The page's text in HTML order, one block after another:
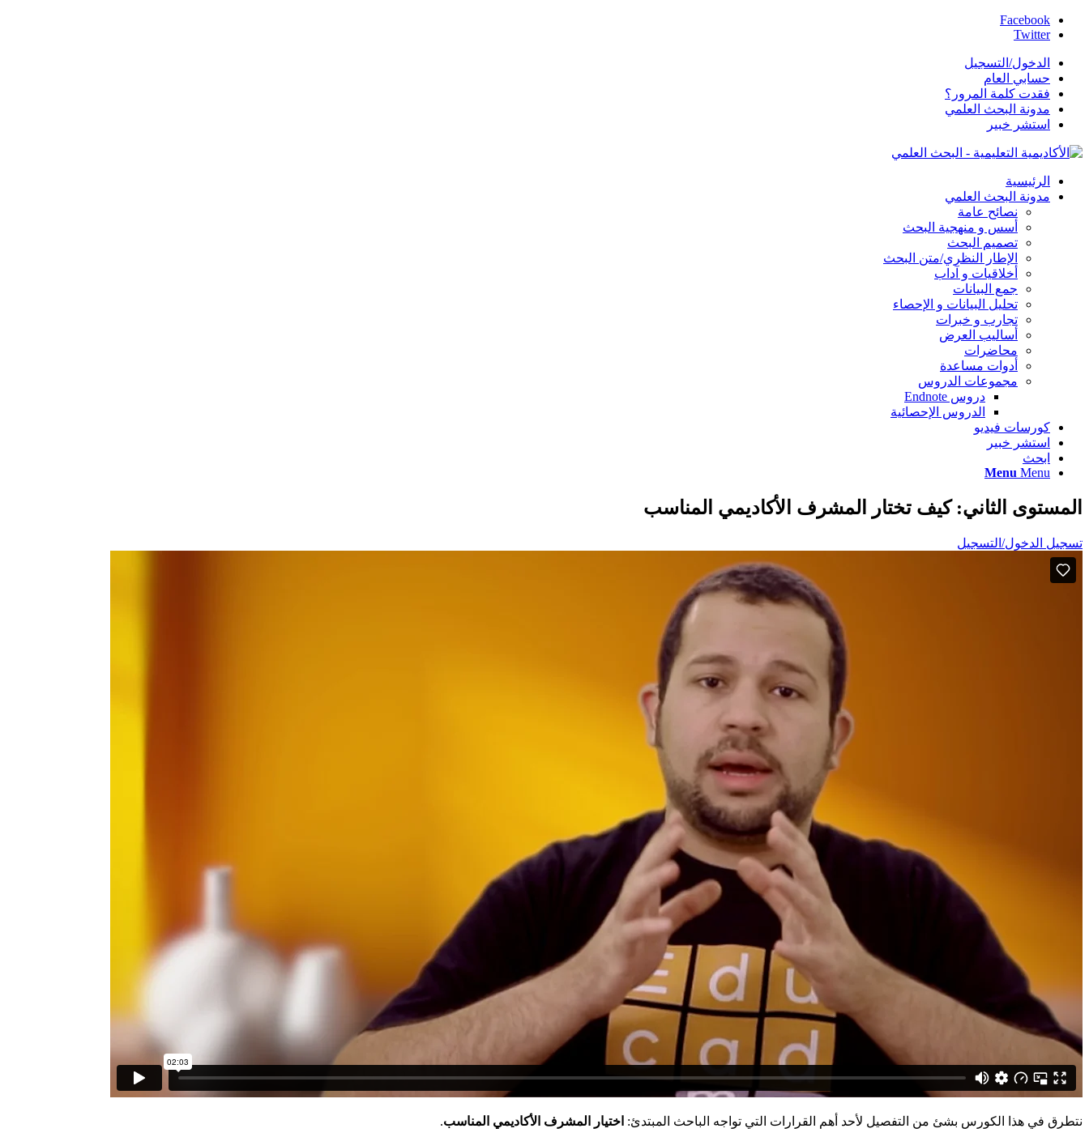
Facebook
Twitter
الدخول/التسجيل
حسابي العام
فقدت كلمة المرور؟
مدونة البحث العلمي
استشر خبير
الرئيسية
مدونة البحث العلمي
نصائح عامة
أسس و منهجية البحث
تصميم البحث
الإطار النظري/متن البحث
أخلاقيات و آداب
جمع البيانات
تحليل البيانات و الإحصاء
تجارب و خبرات
أساليب العرض
محاضرات
أدوات مساعدة
مجموعات الدروس
دروس Endnote
الدروس الإحصائية
كورسات فيديو
استشر خبير
ابحث
Menu Menu
المستوى الثاني: كيف تختار المشرف الأكاديمي المناسب
تسجيل الدخول/التسجيل
نتطرق في هذا الكورس بشئ من التفصيل لأحد أهم القرارات التي تواجه الباحث المبتدئ: اختيار المشرف الأكاديمي المناسب.